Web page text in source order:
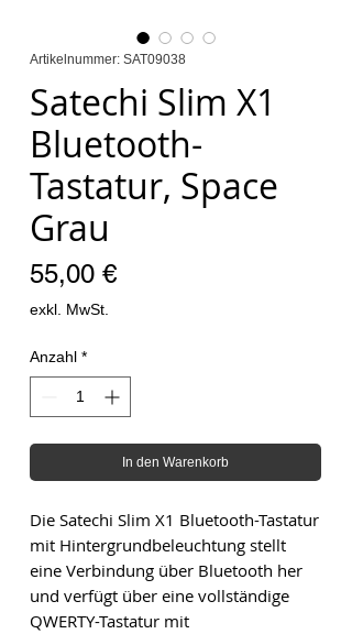
Artikelnummer: SAT09038
Satechi Slim X1
Bluetooth-
Tastatur, Space
Grau
55,00 €Preis
exkl. MwSt.
Anzahl *
In den Warenkorb
Die Satechi Slim X1 Bluetooth-Tastatur
mit Hintergrundbeleuchtung stellt
eine Verbindung über Bluetooth her
und verfügt über eine vollständige
QWERTY-Tastatur mit